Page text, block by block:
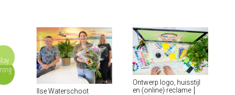
Ilse Waterschoot
Ontwerp logo, huisstijl
en (online) reclame │